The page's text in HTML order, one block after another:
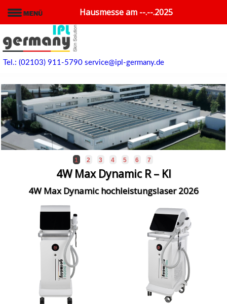
Hausmesse am --.--.2025
Tel.: (02103) 911-5790 service@ipl-germany.de
1 2 3 4 5 6 7
4W Max Dynamic R – KI
4W Max Dynamic hochleistungslaser 2026